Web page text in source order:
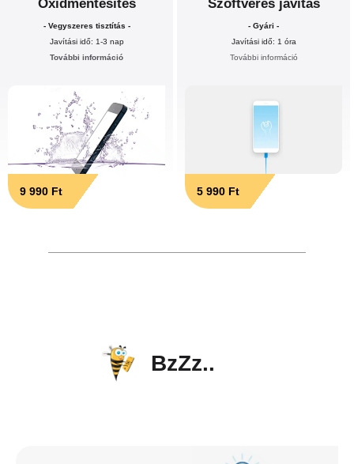
Oxidmentesítés
- Vegyszeres tisztítás -
Javítási idő: 1-3 nap
További információ
9 990 Ft
Szoftveres javítás
- Gyári -
Javítási idő: 1 óra
További információ
5 990 Ft
BzZz..